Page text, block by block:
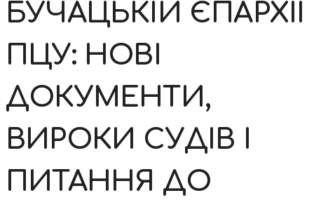
БУЧАЦЬКІЙ ЄПАРХІЇ
ПЦУ: НОВІ
ДОКУМЕНТИ,
ВИРОКИ СУДІВ І
ПИТАННЯ ДО